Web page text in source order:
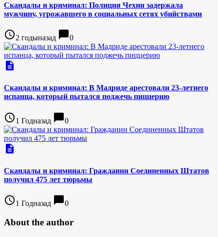
Скандалы и криминал: Полиция Чехии задержала
мужчину, угрожавшего в социальных сетях убийствами
access_time2 годыназад chat_bubble0
description
Скандалы и криминал: В Мадриде арестовали 23-летнего
испанца, который пытался поджечь пиццерию
access_time1 Годназад chat_bubble0
description
Скандалы и криминал: Гражданин Соединенных Штатов
получил 475 лет тюрьмы
access_time1 Годназад chat_bubble0
About the author